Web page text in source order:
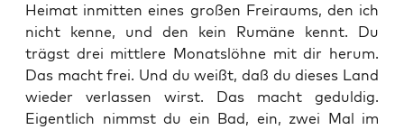
Hei­mat inmit­ten eines gro­ßen Frei­raums, den ich
nicht ken­ne, und den kein Rumä­ne kennt. Du
trägst drei mitt­le­re Monats­löh­ne mit dir her­um.
Das macht frei. Und du weißt, daß du die­ses Land
wie­der ver­las­sen wirst. Das macht gedul­dig.
Eigent­lich nimmst du ein Bad, ein, zwei Mal im